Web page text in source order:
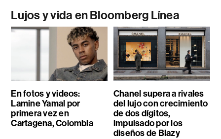
Lujos y vida en Bloomberg Línea
En fotos y videos:
Lamine Yamal por
primera vez en
Cartagena, Colombia
Chanel supera a rivales
del lujo con crecimiento
de dos dígitos,
impulsado por los
diseños de Blazy